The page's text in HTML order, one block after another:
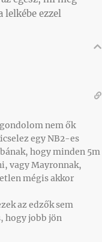
lelkébe ezzel
nem ők
egy NB2-es
hogy minden 5m
vagy Mayronnak,
mégis akkor
az edzők sem
hogy jobb jön